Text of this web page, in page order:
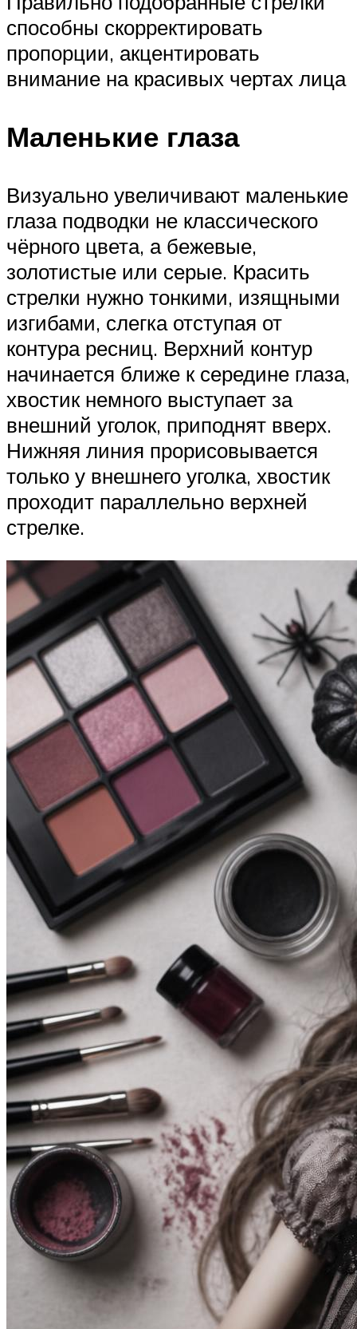
способны скорректировать
пропорции, акцентировать
внимание на красивых чертах лица
Маленькие глаза
Визуально увеличивают маленькие
глаза подводки не классического
чёрного цвета, а бежевые,
золотистые или серые. Красить
стрелки нужно тонкими, изящными
изгибами, слегка отступая от
контура ресниц. Верхний контур
начинается ближе к середине глаза,
хвостик немного выступает за
внешний уголок, приподнят вверх.
Нижняя линия прорисовывается
только у внешнего уголка, хвостик
проходит параллельно верхней
стрелке.